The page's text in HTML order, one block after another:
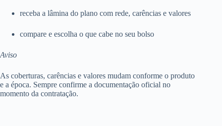
receba a lâmina do plano com rede, carências e valores
compare e escolha o que cabe no seu bolso
Aviso
As coberturas, carências e valores mudam conforme o produto
e a época. Sempre confirme a documentação oficial no
momento da contratação.